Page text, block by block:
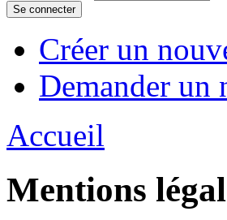
Créer un
Demander un
Accueil
Mentions